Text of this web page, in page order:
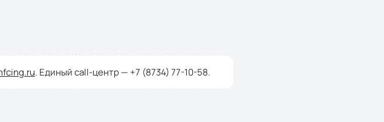
. Единый call-центр — +7 (8734) 77-10-58.